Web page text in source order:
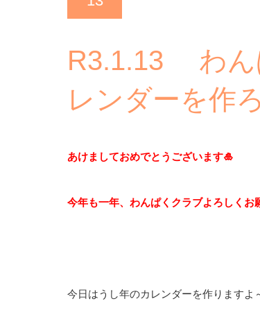
R3.1.13 わん
レンダーを作
あけましておめでとうございます🎍
今年も一年、わんぱくクラブよろしくお
今日はうし年のカレンダーを作りますよ